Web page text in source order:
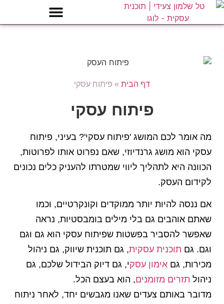
דף הבית » פיתוח עסקי
פיתוח עסקי
מה אומר לכם המושג 'פיתוח עסקי'? בעיני, פיתוח
עסקי הוא מושג גרנדיוזי, שאם נפרוט אותו לפרוטות,
הכוונה היא לתהליך ליווי שמטרתו להעניק כלים נכונים
לקידום העסק.
אם ננסה להיות יותר ממוקדים וקונקרטיים, וכמו
שאתם אוהבים גם בלי מילים בומבסטיות, נראה
שאפשר להסביר בפשטות שפיתוח עסקי הוא גם וגם
וגם. גם תוכנית עסקית, גם תוכנית שיווק, גם ניהול
מכירות, גם אימון עסקי, גם דיוק הבידול שלכם, גם
ניהול תזרים מזומנים, הוא בעצם הכל.
מדובר באותם צעדים שאנו מגבשים יחד, לאחר ניתוח